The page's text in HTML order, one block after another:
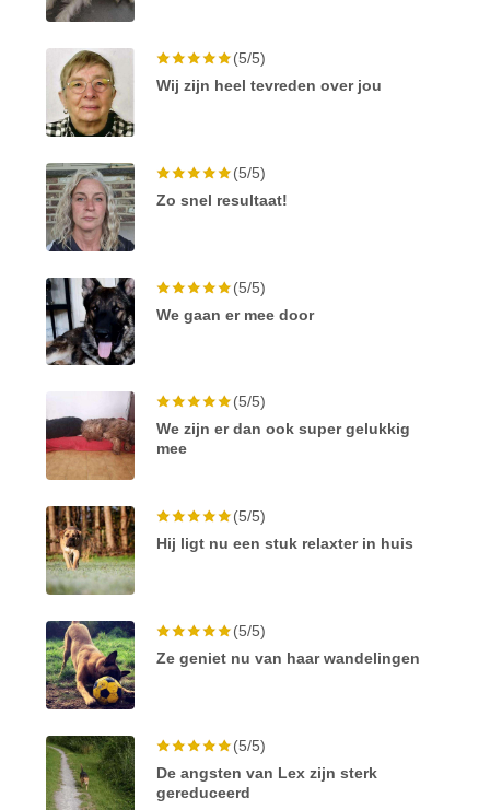
(5/5)
Wij zijn heel tevreden over jou
(5/5)
Zo snel resultaat!
(5/5)
We gaan er mee door
(5/5)
We zijn er dan ook super gelukkig
mee
(5/5)
Hij ligt nu een stuk relaxter in huis
(5/5)
Ze geniet nu van haar wandelingen
(5/5)
De angsten van Lex zijn sterk
gereduceerd